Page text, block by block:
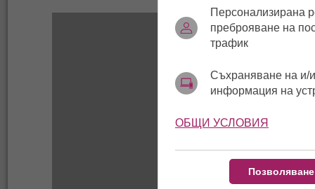
Персонализирана
преброяване на
трафик
Съхраняване на и/
информация на
ОБЩИ УСЛОВИЯ